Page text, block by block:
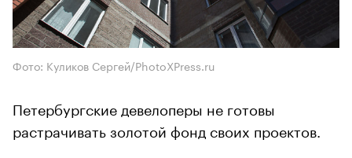
Фото: Куликов Сергей/PhotoXPress.ru
Петербургские девелоперы не готовы
растрачивать золотой фонд своих проектов.